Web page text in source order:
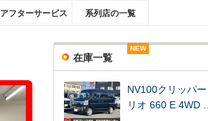
アフターサービス 系列店の一覧
在庫一覧
NEW
NV100クリッパー
リオ 660 E 4WD …
NEW
NEW
NEW
NEW
NEW